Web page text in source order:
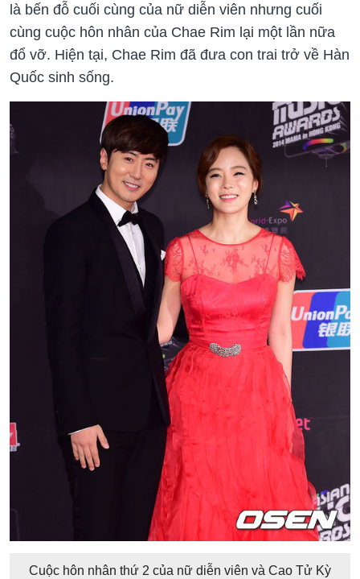
là bến đỗ cuối cùng của nữ diễn viên nhưng cuối
cùng cuộc hôn nhân của Chae Rim lại một lần nữa
đổ vỡ. Hiện tại, Chae Rim đã đưa con trai trở về Hàn
Quốc sinh sống.
Cuộc hôn nhân thứ 2 của nữ diễn viên và Cao Tử Kỳ